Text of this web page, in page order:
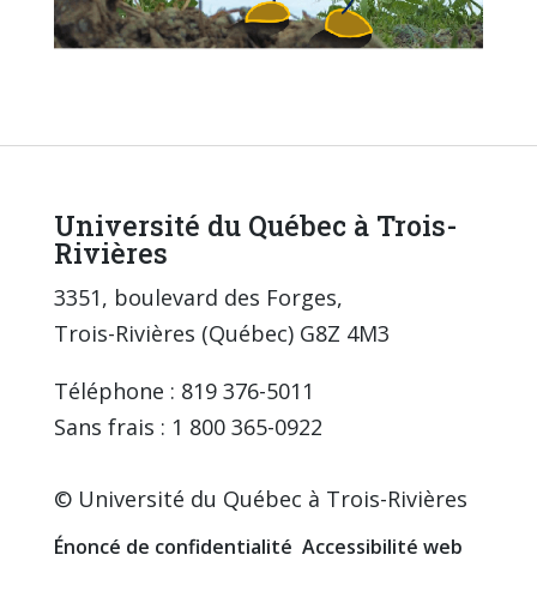
Université du Québec à Trois-
Rivières
3351, boulevard des Forges,
Trois-Rivières (Québec) G8Z 4M3
Téléphone : 819 376-5011
Sans frais : 1 800 365-0922
© Université du Québec à Trois-Rivières
Énoncé de confidentialité Accessibilité web